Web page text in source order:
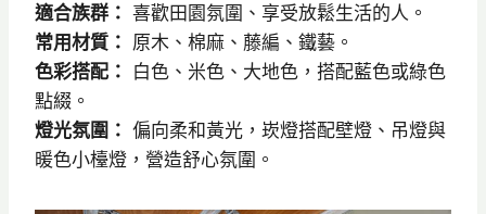
適合族群： 喜歡田園氛圍、享受放鬆生活的人。
常用材質： 原木、棉麻、藤編、鐵藝。
色彩搭配：
白色、米色、大地色，搭配藍色或綠色
點綴。
燈光氛圍： 偏向柔和黃光，崁燈搭配壁燈、吊燈與
暖色小檯燈，營造舒心氛圍。